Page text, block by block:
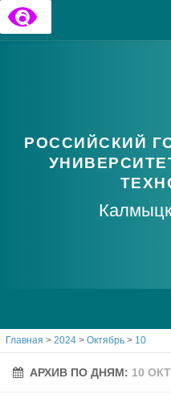
Часто задаваемые
РОССИЙСКИЙ
О РГУ СоцТех
Учёный совет
Главная > 2024 > Октябрь > 10
АРХИВ ПО ДНЯМ: 10